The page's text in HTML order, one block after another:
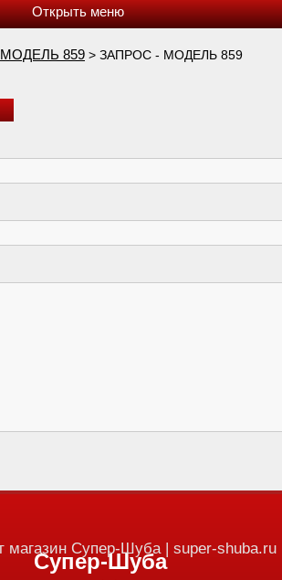
МОДЕЛЬ 859 > ЗАПРОС - МОДЕЛЬ 859
Супер-Шуба